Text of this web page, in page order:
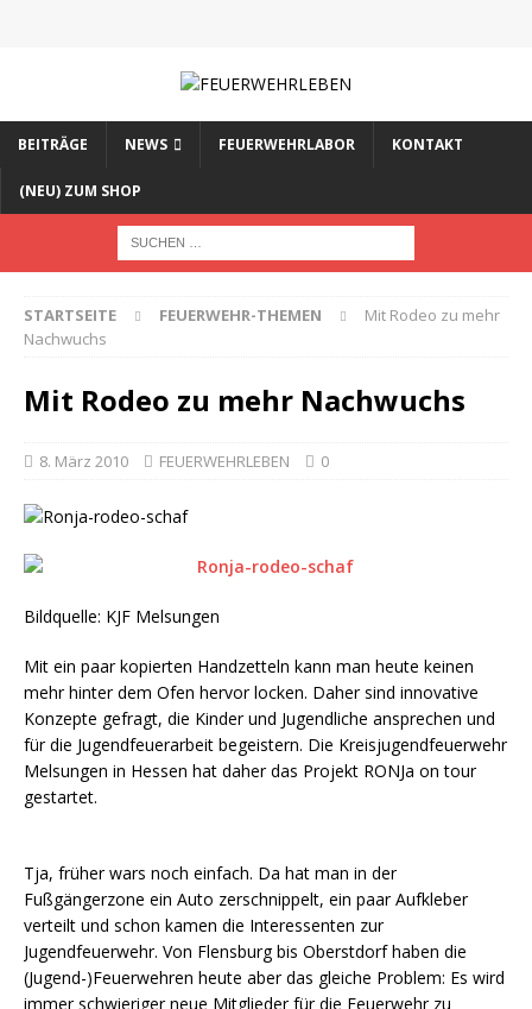
BEITRÄGE NEWS FEUERWEHRLABOR KONTAKT
(NEU) ZUM SHOP
STARTSEITE FEUERWEHR-THEMEN
Mit Rodeo zu mehr
Nachwuchs
Mit Rodeo zu mehr Nachwuchs
8. März 2010 FEUERWEHRLEBEN 0
Bildquelle: KJF Melsungen
Mit ein paar kopierten Handzetteln kann man heute keinen
mehr hinter dem Ofen hervor locken. Daher sind innovative
Konzepte gefragt, die Kinder und Jugendliche ansprechen und
für die Jugendfeuerarbeit begeistern. Die Kreisjugendfeuerwehr
Melsungen in Hessen hat daher das Projekt RONJa on tour
gestartet.
Tja, früher wars noch einfach. Da hat man in der
Fußgängerzone ein Auto zerschnippelt, ein paar Aufkleber
verteilt und schon kamen die Interessenten zur
Jugendfeuerwehr. Von Flensburg bis Oberstdorf haben die
(Jugend-)Feuerwehren heute aber das gleiche Problem: Es wird
immer schwieriger neue Mitglieder für die Feuerwehr zu